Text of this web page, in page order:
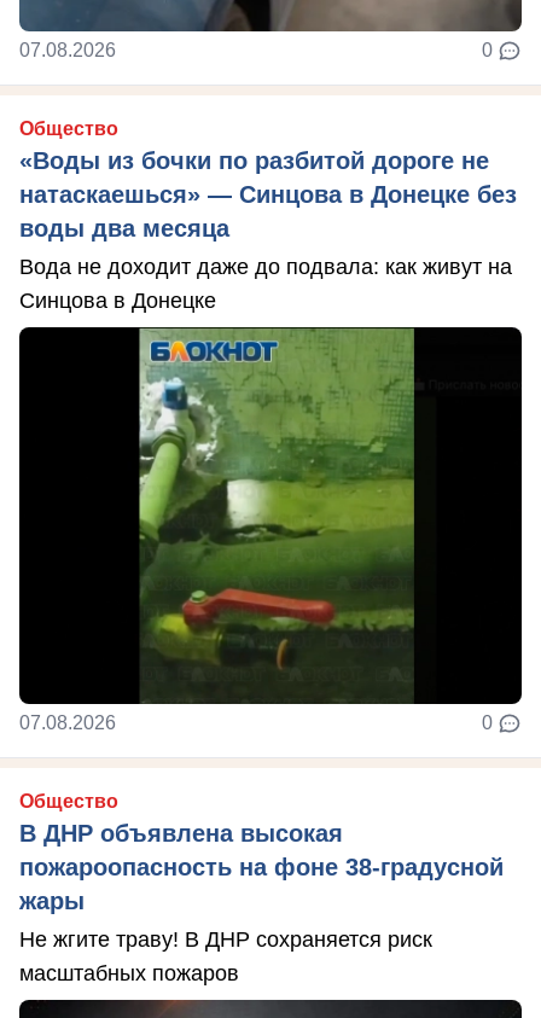
07.08.2026 0
Общество
«Воды из бочки по разбитой дороге не
натаскаешься» — Синцова в Донецке без
воды два месяца
Вода не доходит даже до подвала: как живут на
Синцова в Донецке
07.08.2026 0
Общество
В ДНР объявлена высокая
пожароопасность на фоне 38-градусной
жары
Не жгите траву! В ДНР сохраняется риск
масштабных пожаров